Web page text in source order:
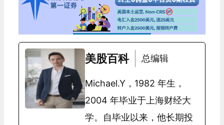
美股百科 总编辑
Michael.Y，1982 年生，
2004 年毕业于上海财经大
学。自毕业以来，他长期投